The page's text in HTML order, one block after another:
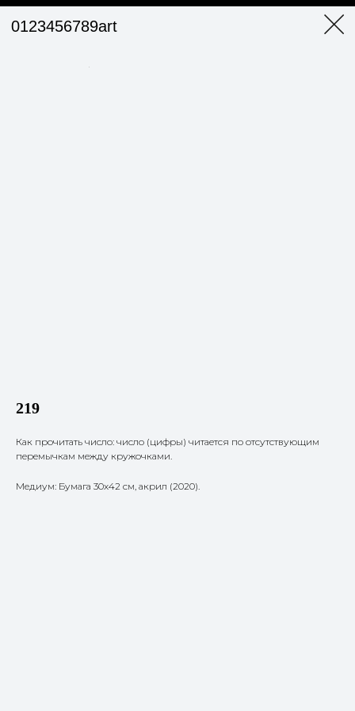
0123456789art
219
Как прочитать число: число (цифры) читается по отсутствующим
перемычкам между кружочками.
Медиум: Бумага 30х42 см, акрил (2020).